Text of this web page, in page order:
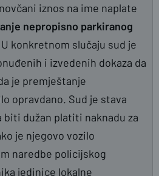
iznos na ime naplate
nepropisno parkiranog
konkretnom slučaju sud je
i izvedenih dokaza da
je premještanje
opravdano. Sud je stava
biti dužan platiti naknadu za
je njegovo vozilo
naredbe policijskog
jedinice lokalne